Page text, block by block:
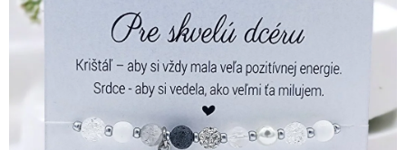
z
5
hviezdičiek.